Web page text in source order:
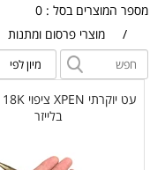
מספר המוצרים בסל : 0
/
מוצרי פרסום ומתנות
בלייזר